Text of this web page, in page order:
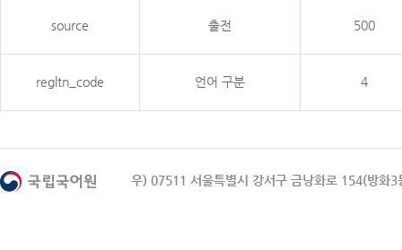
source 출전 500
regltn_code 언어 구분 4
우) 07511 서울특별시 강서구 금낭화로 154(방화3